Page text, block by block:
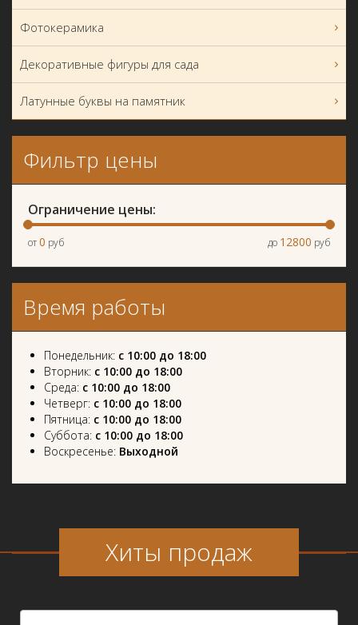
Фотокерамика
Декоративные фигуры для сада
Латунные буквы на памятник
Фильтр цены
Ограничение цены:
от0 руб до 12800 руб
Время работы
Понедельник: с 10:00 до 18:00
Вторник: с 10:00 до 18:00
Среда: с 10:00 до 18:00
Четверг: с 10:00 до 18:00
Пятница: с 10:00 до 18:00
Суббота: с 10:00 до 18:00
Воскресенье: Выходной
Хиты продаж